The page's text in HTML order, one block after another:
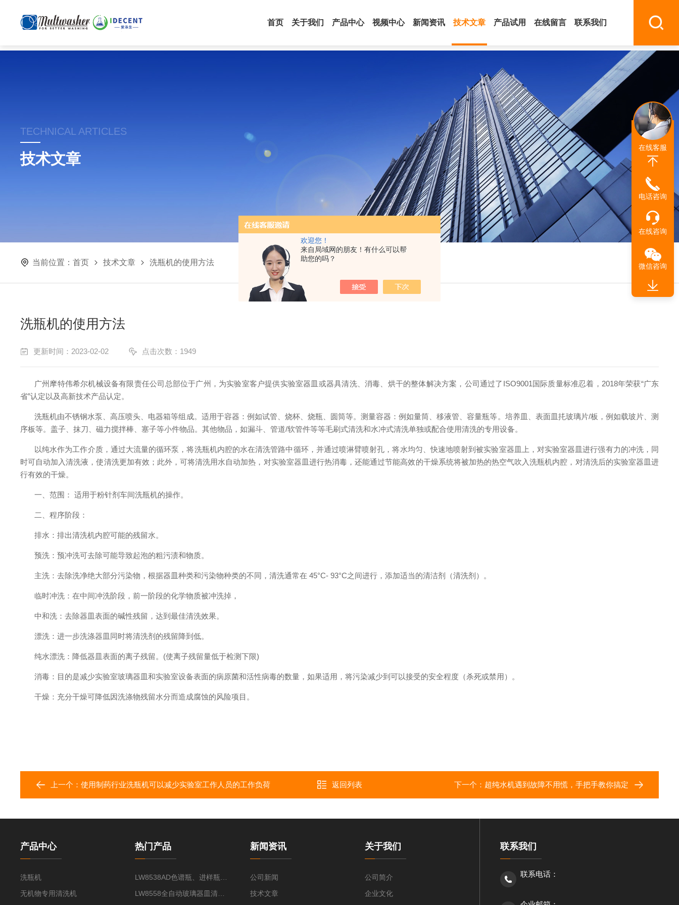
欢迎您！
来自局域网的朋友！有什么可以帮
助您的吗？
首页 关于我们 产品中心 视频中心 新闻资讯 技术文章 产品试用 在线留言 联系我们
TECHNICAL ARTICLES
技术文章
当前位置： 首页 技术文章 洗瓶机的使用方法
洗瓶机的使用方法
更新时间：2023-02-02 点击次数：1949
广州摩特伟希尔机械设备有限责任公司总部位于广州，为实验室客户提供实验室器皿或器具清洗、消毒、烘干的整体解决方案，公司通过了 ISO9001国际质量标准忍着，2018年荣获“广东
省”认定以及高新技术产品认定。
洗瓶机由不锈钢水泵 、高压喷头、电器箱等组成。适用于容器：例如试管、烧杯、烧瓶、圆筒等。测量容器：例如量筒、移液管、容量瓶等。培养皿、表面皿扥玻璃片/板，例如载玻片、测
序板等。盖子、抹刀、磁力搅拌棒、塞子等小件物品。其他物品，如漏斗、管道/软管件等等毛刷式清洗和水冲式清洗单独或配合使用清洗的专用设备。
以纯水作为工作介质， 通过大流量的循环泵，将洗瓶机内腔的水在清洗管路中循环，并通过喷淋臂喷射孔，将水均匀、快速地喷射到被实验室器皿上，对实验室器皿进行强有力的冲洗，同
时可自动加入清洗液，使清洗更加有效；此外，可将清洗用水自动加热，对实验室器皿进行热消毒，还能通过节能高效的干燥系统将被加热的热空气吹入洗瓶机内腔，对清洗后的实验室器皿进
行有效的干燥。
一、范围： 适用于粉针剂车间洗瓶机的操作。
二、程序阶段 ：
排水：排出清洗机内腔可能的残留水。
预洗：预冲洗可去除可能导致起泡的粗污渍和物质。
主洗：去除洗净绝大部分污染物，根据器皿种类和污染物种类的不同，清洗通常在 45°C- 93°C之间进行，添加适当的清洁剂（清洗剂）。
临时冲洗：在中间冲洗阶段，前一阶段的化学物质被冲洗掉，
中和洗：去除器皿表面的碱性残留，达到最佳清洗效果。
漂洗：进一步洗涤器皿同时将清洗剂的残留降到低。
纯水漂洗：降低器皿表面的离子残留。 (使离子残留量低于检测下限)
消毒：目的是减少实验室玻璃器皿和实验室设备表面的病原菌和活性病毒的数量，如果适用，将污染减少到可以接受的安全程度（杀死或禁用）。
干燥：充分干燥可降低因洗涤物残留水分而造成腐蚀的风险项目。
上一个： 使用制药行业洗瓶机可以减少实验室工作人员的工作负荷 返回列表 下一个： 超纯水机遇到故障不用慌，手把手教你搞定
联系我们
联系电话：
产品中心
洗瓶机
无机物专用清洗机
热门产品 新闻资讯
公司新闻
技术文章
关于我们
公司简介
企业文化
在线客服
电话咨询
在线咨询
微信咨询